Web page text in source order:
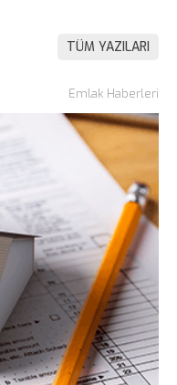
TÜM YAZILARI
Emlak Haberleri